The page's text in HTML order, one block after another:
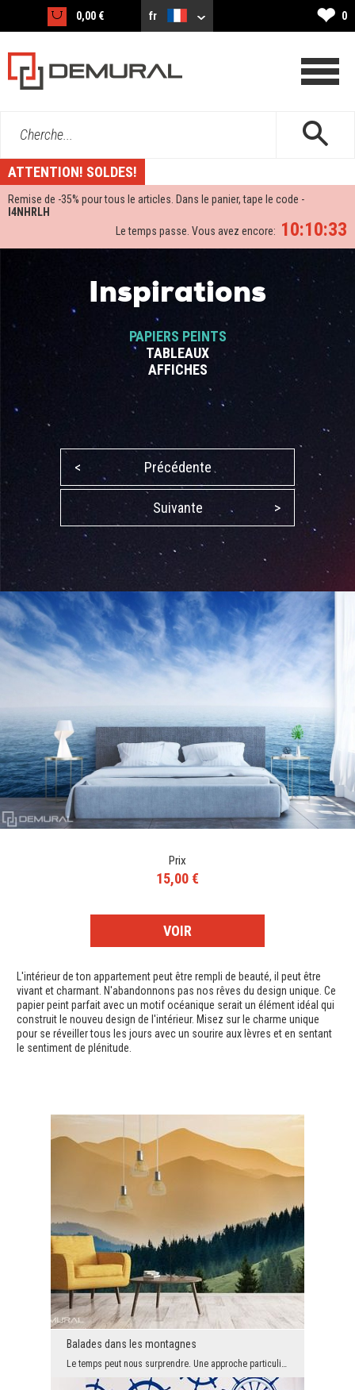
0,00 € fr ❤ 0
Cherche...
ATTENTION! SOLDES!
Remise de -35% pour tous le articles. Dans le panier, tape le code -
I4NHRLH
10:10:33
Le temps passe. Vous avez encore:
Inspirations
PAPIERS PEINTS
TABLEAUX
AFFICHES
< Précédente
Suivante >
Prix
15,00 €
VOIR
L'intérieur de ton appartement peut être rempli de beauté, il peut être
vivant et charmant. N'abandonnons pas nos rêves du design unique. Ce
papier peint parfait avec un motif océanique serait un élément idéal qui
construit le nouveu design de l'intérieur. Misez sur le charme unique
pour se réveiller tous les jours avec un sourire aux lèvres et en sentant
le sentiment de plénitude.
Balades dans les montagnes
Le temps peut nous surprendre. Une approche particulière de la vie peut nous rendre heureux. prêt...